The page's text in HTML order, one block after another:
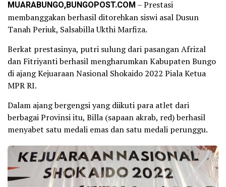
MUARABUNGO,BUNGOPOST.COM – Prestasi
membanggakan berhasil ditorehkan siswi asal Dusun
Tanah Periuk, Salsabilla Ukthi Marfiza.
Berkat prestasinya, putri sulung dari pasangan Afrizal
dan Fitriyanti berhasil mengharumkan Kabupaten Bungo
di ajang Kejuaraan Nasional Shokaido 2022 Piala Ketua
MPR RI.
Dalam ajang bergengsi yang diikuti para atlet dari
berbagai Provinsi itu, Billa (sapaan akrab, red) berhasil
menyabet satu medali emas dan satu medali perunggu.